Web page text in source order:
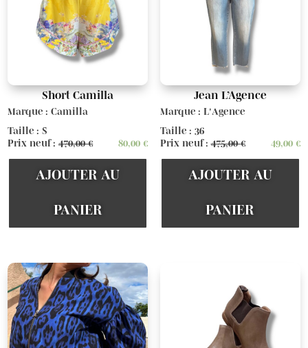
Short Camilla
Marque : Camilla
Taille : S
Prix neuf :470,00€ 80,00€
AJOUTER AU
PANIER
Jean L’Agence
Marque : L'Agence
Taille : 36
Prix neuf :475,00€ 49,00 €
AJOUTER AU
PANIER